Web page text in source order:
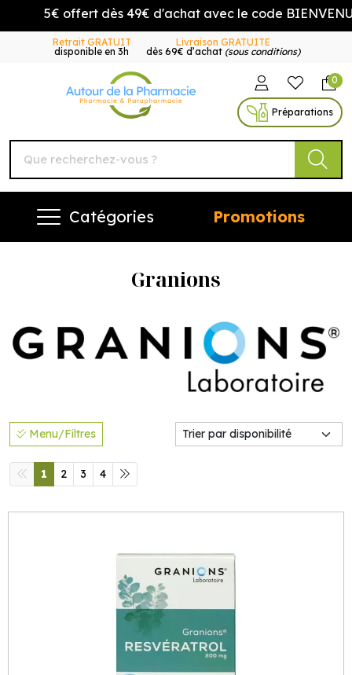
5€ offert dès 49€ d'achat avec le code BIENVENUE5
Retrait GRATUIT
disponible en 3h
Livraison GRATUITE
dès 69€ d’achat (sous conditions)
Autour de la Pharmacie
0
Préparations
Catégories Promotions
Granions
Menu/Filtres
1 2 3 4